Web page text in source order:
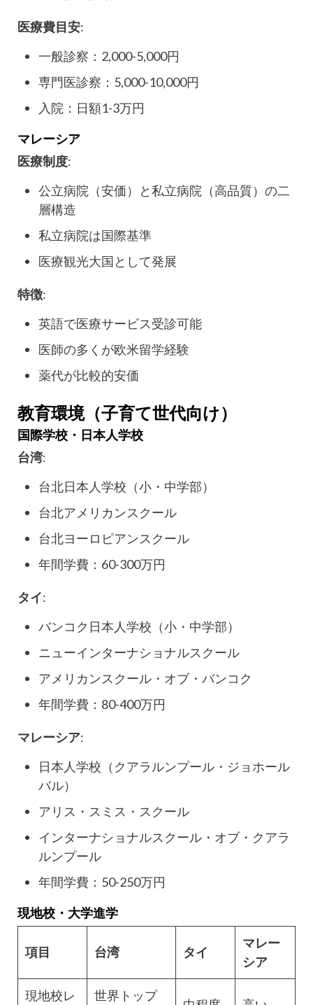
医療費目安:
一般診察：2,000-5,000円
専門医診察：5,000-10,000円
入院：日額1-3万円
マレーシア
医療制度:
公立病院（安価）と私立病院（高品質）の二
層構造
私立病院は国際基準
医療観光大国として発展
特徴:
英語で医療サービス受診可能
医師の多くが欧米留学経験
薬代が比較的安価
教育環境（子育て世代向け）
国際学校・日本人学校
台湾:
台北日本人学校（小・中学部）
台北アメリカンスクール
台北ヨーロピアンスクール
年間学費：60-300万円
タイ:
バンコク日本人学校（小・中学部）
ニューインターナショナルスクール
アメリカンスクール・オブ・バンコク
年間学費：80-400万円
マレーシア:
日本人学校（クアラルンプール・ジョホール
バル）
アリス・スミス・スクール
インターナショナルスクール・オブ・クアラ
ルンプール
年間学費：50-250万円
現地校・大学進学
項目 台湾 タイ
マレー
シア
現地校レ 世界トップ